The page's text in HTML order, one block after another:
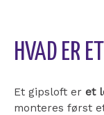
HVAD ER
Et gipsloft er et
monteres først